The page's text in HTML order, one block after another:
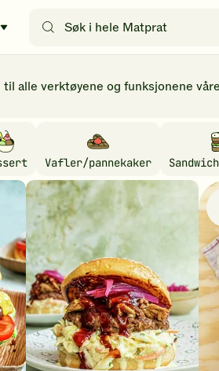
etter
filtre
alle verktøyene og funksjonene
Vafler/pannekaker